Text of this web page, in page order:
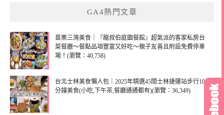
GA4熱門文章
苗栗三灣美食｜『龍叔伯庭園餐館』超氣派的客家私房台
菜餐廳～餐點品項豐富又好吃～親子友善且附設免費停車
場！(瀏覽：40,758)
台北士林美食懶人包｜2025年精選45間士林捷運站步行10
分鐘美食(小吃,下午茶,餐廳通通都有)(瀏覽：36,349)